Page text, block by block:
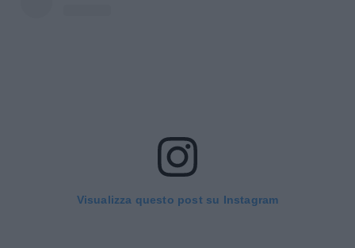
Visualizza questo post su Instagram